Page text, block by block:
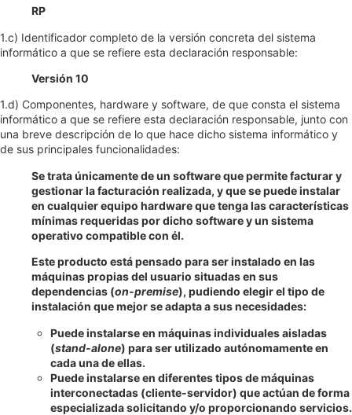
RP
1.c) Identificador completo de la versión concreta del sistema
informático a que se refiere esta declaración responsable:
Versión 10
1.d) Componentes, hardware y software, de que consta el sistema
informático a que se refiere esta declaración responsable, junto con
una breve descripción de lo que hace dicho sistema informático y
de sus principales funcionalidades:
Se trata únicamente de un software que permite facturar y
gestionar la facturación realizada, y que se puede instalar
en cualquier equipo hardware que tenga las características
mínimas requeridas por dicho software y un sistema
operativo compatible con él.
Este producto está pensado para ser instalado en las
máquinas propias del usuario situadas en sus
dependencias (on-premise), pudiendo elegir el tipo de
instalación que mejor se adapta a sus necesidades:
Puede instalarse en máquinas individuales aisladas
(stand-alone) para ser utilizado autónomamente en
cada una de ellas.
Puede instalarse en diferentes tipos de máquinas
interconectadas (cliente-servidor) que actúan de forma
especializada solicitando y/o proporcionando servicios.